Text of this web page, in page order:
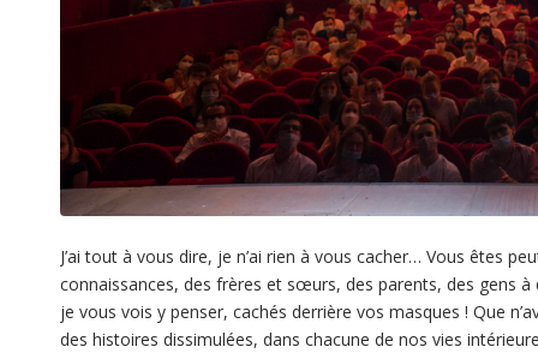
J’ai tout à vous dire, je n’ai rien à vous cacher… Vous êtes
connaissances, des frères et sœurs, des parents, des gens
je vous vois y penser, cachés derrière vos masques ! Que
des histoires dissimulées, dans chacune de nos vies